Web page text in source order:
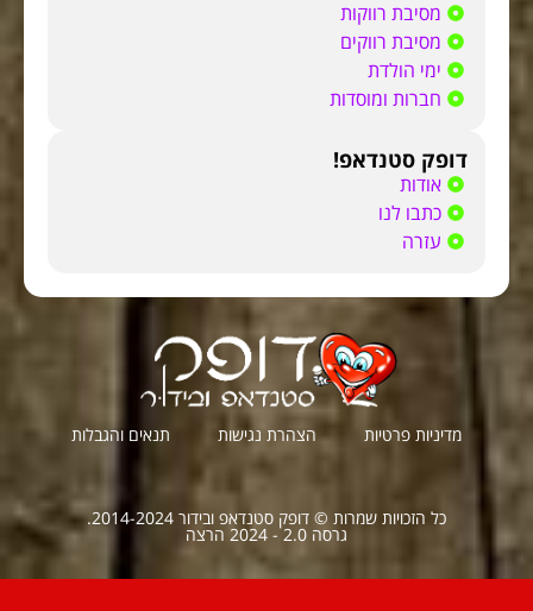
מסיבת רווקות
מסיבת רווקים
ימי הולדת
חברות ומוסדות
דופק סטנדאפ!
אודות
כתבו לנו
עזרה
מדיניות פרטיות הצהרת נגישות תנאים והגבלות
כל הזכויות שמרות © דופק סטנדאפ ובידור 2014-2024.
גרסה 2.0 - 2024 הרצה